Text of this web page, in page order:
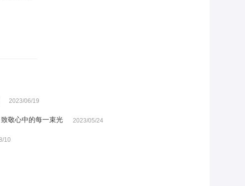
2023/06/19
敬心中的每一束光 2023/05/24
10